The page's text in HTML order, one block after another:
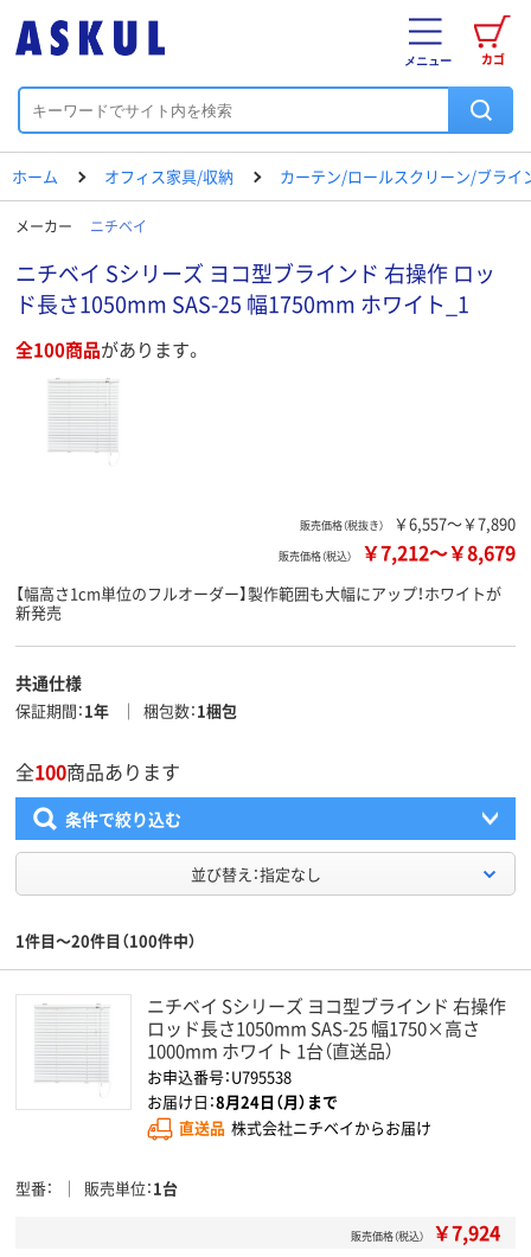
カゴ
メニュー
ホーム オフィス家具/収納 カーテン/ロールスクリーン/ブライ
メーカー ニチベイ
ニチベイ Sシリーズ ヨコ型ブラインド 右操作 ロッ
ド長さ1050mm SAS-25 幅1750mm ホワイト_1
全100商品があります。
販売価格（税抜き） ￥6,557～￥7,890
販売価格（税込） ￥7,212～￥8,679
【幅高さ1cm単位のフルオーダー】製作範囲も大幅にアップ！ホワイトが
新発売
共通仕様
保証期間 1年 梱包数 1梱包
全100商品あります
条件で絞り込む
並び替え：指定なし
1件目～20件目（100件中）
ニチベイ Sシリーズ ヨコ型ブラインド 右操作
ロッド長さ1050mm SAS-25 幅1750×高さ
1000mm ホワイト 1台（直送品）
お申込番号：U795538
お届け日：8月24日（月）まで
直送品 株式会社ニチベイからお届け
型番 販売単位 1台
販売価格（税込） ￥7,924